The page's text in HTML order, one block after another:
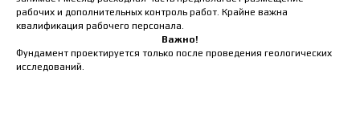
рабочих и дополнительных контроль работ. Крайне важна
квалификация рабочего персонала.
Важно!
Фундамент проектируется только после проведения геологических
исследований.